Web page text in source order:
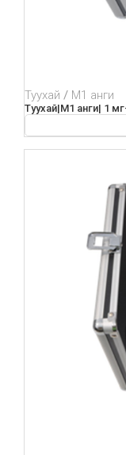
Туухай М1 анги
Туухай|М1 анги| 1